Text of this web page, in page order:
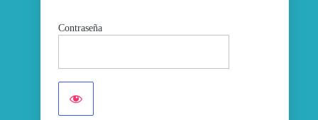
Contraseña